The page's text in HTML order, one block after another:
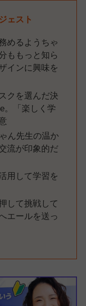
ェスト
めるようちゃ
ももっと知ら
インに興味を
クを選んだ決
。「楽しく学
ん先生の温か
流が印象的だ
用して学習を
して挑戦して
エールを送っ